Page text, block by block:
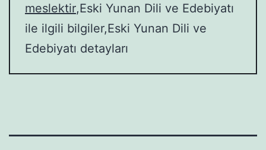
meslektir,Eski Yunan Dili ve Edebiyatı
ile ilgili bilgiler,Eski Yunan Dili ve
Edebiyatı detayları